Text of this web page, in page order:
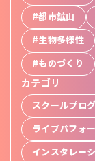
#都市鉱山
#生物多様性
#ものづくり
カテゴリ
スクールプロ
ライブパフォ
インスタレー